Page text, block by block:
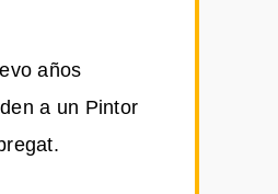
años
a un Pintor